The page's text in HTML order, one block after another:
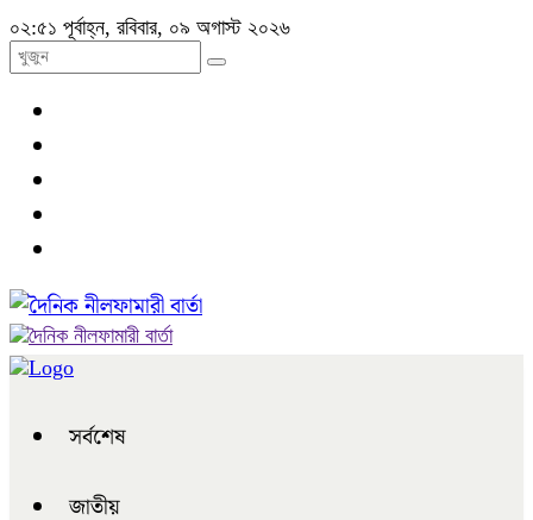
০২:৫১ পূর্বাহ্ন, রবিবার, ০৯ অগাস্ট ২০২৬
সর্বশেষ
জাতীয়